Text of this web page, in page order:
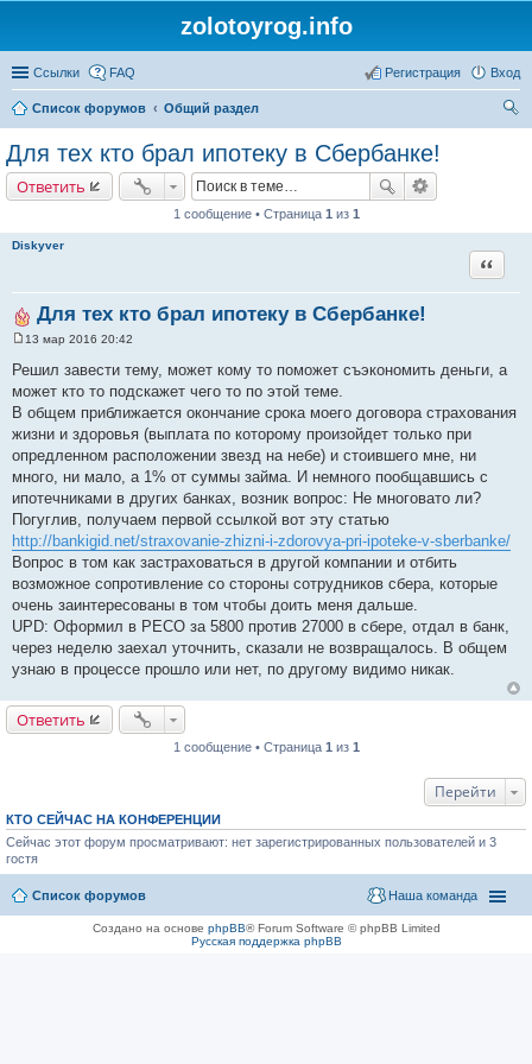
zolotoyrog.info
Ссылки FAQ Вход
Регистрация
Список форумов
Общий раздел
Для тех кто брал ипотеку в Сбербанке!
Ответить
1 сообщение • Страница 1 из 1
Diskyver
Для тех кто брал ипотеку в Сбербанке!
Цитата
о
б
е
н
е
13 мар 2016 20:42
Решил завести тему, может кому то поможет съэкономить деньги, а
может кто то подскажет чего то по этой теме.
В общем приближается окончание срока моего договора страхования
жизни и здоровья (выплата по которому произойдет только при
опредленном расположении звезд на небе) и стоившего мне, ни
много, ни мало, а 1% от суммы займа. И немного пообщавшись с
ипотечниками в других банках, возник вопрос: Не многовато ли?
Погуглив, получаем первой ссылкой вот эту статью
http://bankigid.net/straxovanie-zhizni-i-zdorovya-pri-ipoteke-v-sberbanke/
Вопрос в том как застраховаться в другой компании и отбить
возможное сопротивление со стороны сотрудников сбера, которые
очень заинтересованы в том чтобы доить меня дальше.
UPD: Оформил в РЕСО за 5800 против 27000 в сбере, отдал в банк,
через неделю заехал уточнить, сказали не возвращалось. В общем
узнаю в процессе прошло или нет, по другому видимо никак.
Ответить
1 сообщение • Страница 1 из 1
Перейти
КТО СЕЙЧАС НА КОНФЕРЕНЦИИ
Сейчас этот форум просматривают: нет зарегистрированных пользователей и 3
гостя
Список форумов Наша команда
Создано на основе phpBB® Forum Software © phpBB Limited
Русская поддержка phpBB